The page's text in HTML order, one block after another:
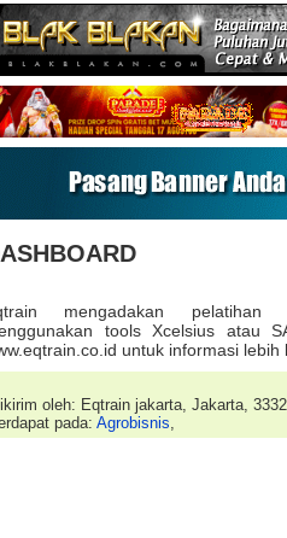
mengadakan pelatihan
tools Xcelsius atau
untuk informasi lebih
oleh: Eqtrain jakarta, Jakarta,
pada: Agrobisnis,